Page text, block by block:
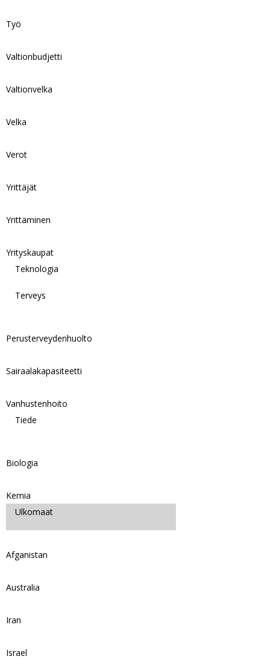
Työ
Valtionbudjetti
Valtionvelka
Velka
Verot
Yrittäjät
Yrittäminen
Yrityskaupat
Teknologia
Terveys
Perusterveydenhuolto
Sairaalakapasiteetti
Vanhustenhoito
Tiede
Biologia
Kemia
Ulkomaat
Afganistan
Australia
Iran
Israel